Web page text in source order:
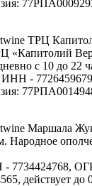
ТРЦ
«Капитолий
с 10 до 22
-
Маршала
Народное
действует до